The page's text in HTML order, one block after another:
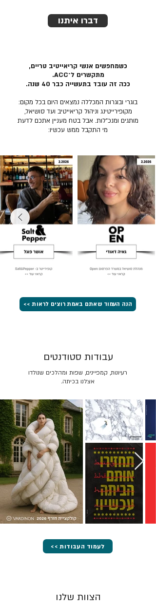
דברו איתנו
כשמחפשים אנשי קריאייטיב טריים,
מתקשרים ל־ACC.
ככה זה עובד בתעשייה כבר 40 שנה.
בוגרי ובוגרות המכללה נמצאים היום בכל מקום:
מקופירייטינג וניהול קריאייטיב ועד סושיאל,
מותגים ומנכ״לות. אבל בטח מעניין אתכם לדעת
מי התקבל ממש עכשיו:
הנה העמוד שאתם באמת רוצים לראות >>
רעיונות, קמפיינים, שפות ומהלכים שנולדו
אצלנו בכיתה.
עבודות סטודנטים
<< לעמוד העבודות
הצוות שלנו